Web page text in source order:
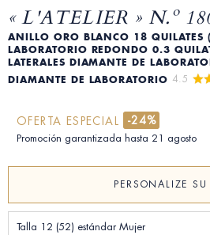
« L'ATELIER » N.º
ANILLO ORO BLANCO 18 QUILATES
LABORATORIO REDONDO 0.3
LATERALES DIAMANTE DE
DIAMANTE DE LABORATORIO 4.5
OFERTA ESPECIAL -24%
Promoción garantizada hasta 21 agosto
PERSONALIZE
Talla 12 (52) estándar Mujer